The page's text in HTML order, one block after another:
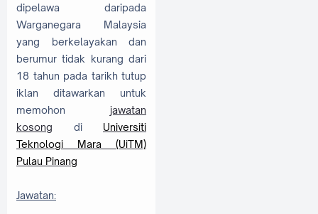
dipelawa daripada
Warganegara Malaysia
yang berkelayakan dan
berumur tidak kurang dari
18 tahun pada tarikh tutup
iklan ditawarkan untuk
memohon jawatan
kosong di Universiti
Teknologi Mara (UiTM)
Pulau Pinang
Jawatan: